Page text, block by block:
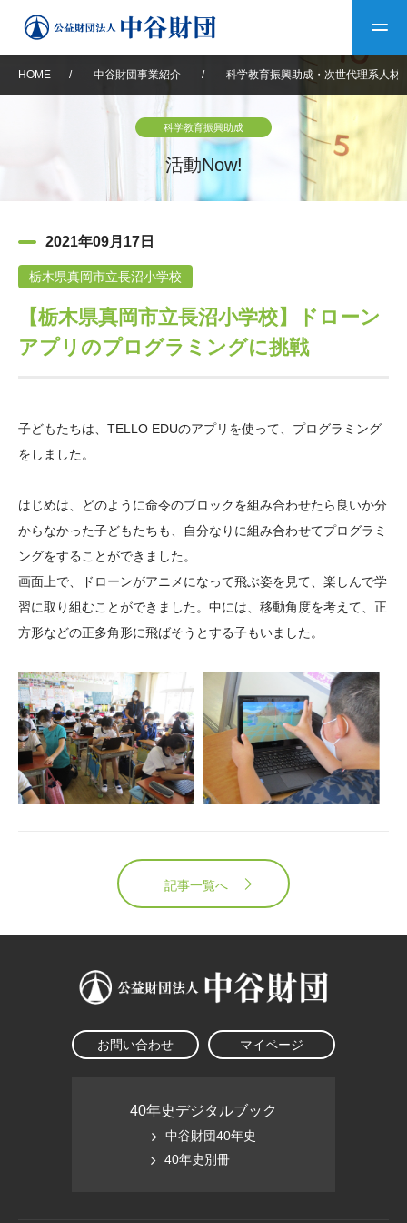
中谷財団について
設立趣意書
沿革 40年史デジタルブック
中谷財団40年史
役員・評議員 公開情報
中谷財団事業紹介
神戸賞 長期大型研究助成
大学院生奨学金
国際学生交流プログラ
科学教育振興助成・
次世代理系人材育成プ
ログラム助成
中谷財団動画紹介
その他情報
アクセス
サイトマップ 中谷財団アーカイブ
日本語
HOME / 中谷財団事業紹介 / 科学教育振興助成・次世代理系人材
科学教育振興助成
活動Now!
2021年09月17日
栃木県真岡市立長沼小学校
【栃木県真岡市立長沼小学校】ドローン
アプリのプログラミングに挑戦
子どもたちは、 TELLO EDUのアプリを使って、プログラミング
をしました。
はじめは、どのように命令のブロックを組み合わせたら良いか分
からなかった子どもたちも、自分なりに組み合わせてプログラミ
ングをすることができました。
画面上で、ドローンがアニメになって飛ぶ姿を見て、楽しんで学
習に取り組むことができました。中には、移動角度を考えて、正
方形などの正多角形に飛ばそうとする子もいました。
記事一覧へ
お問い合わせ マイページ
40年史デジタルブック
中谷財団40年史
40年史別冊